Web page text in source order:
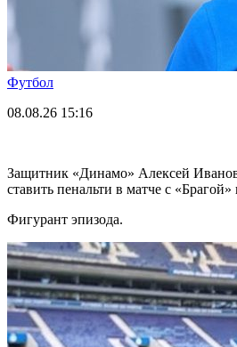
Футбол
08.08.26 15:16
Защитник «Динамо» Алексей
ставить пенальти в матче с
Фигурант эпизода.